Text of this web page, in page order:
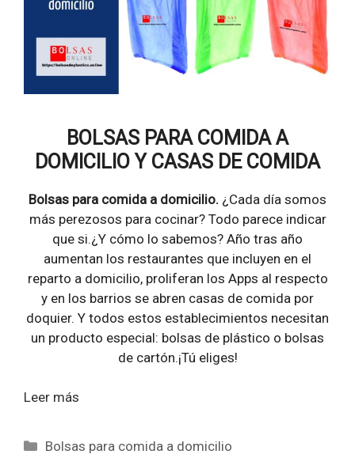
BOLSAS PARA COMIDA A
DOMICILIO Y CASAS DE COMIDA
Bolsas para comida a domicilio. ¿Cada día somos
más perezosos para cocinar? Todo parece indicar
que si.¿Y cómo lo sabemos? Año tras año
aumentan los restaurantes que incluyen en el
reparto a domicilio, proliferan los Apps al respecto
y en los barrios se abren casas de comida por
doquier. Y todos estos establecimientos necesitan
un producto especial: bolsas de plástico o bolsas
de cartón.¡Tú eliges!
Leer más
Categorías
Bolsas para comida a domicilio